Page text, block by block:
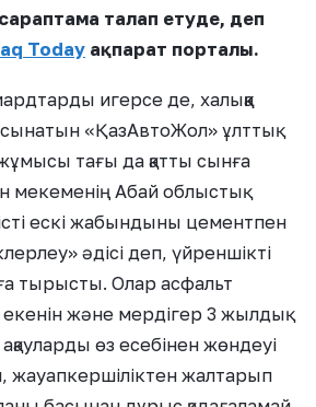
талап етуде, деп
Today ақпарат порталы.
игерсе де, халыққа
«ҚазАвтоЖол» ұлттық
тағы да қатты сынға
мекеменің Абай облыстық
ескі жабындыны цементпен
әдісі деп, үйреншікті
тырысты. Олар асфальт
екенін және мердігер 3 жылдық
өз есебінен жөндеуі
жауапкершіліктен жалтарып